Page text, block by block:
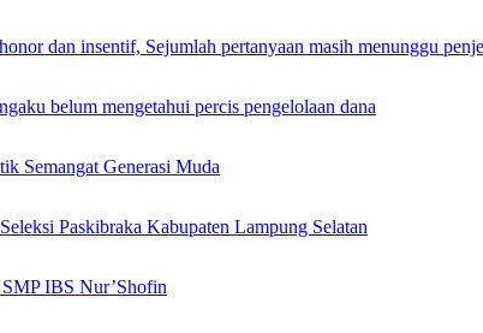
dan insentif, Sejumlah pertanyaan masih menunggu
belum mengetahui percis pengelolaan dana
Semangat Generasi Muda
Paskibraka Kabupaten Lampung Selatan
IBS Nur’Shofin